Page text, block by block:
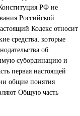
РФ не
Российской
Кодекс относит
средства, которые
об
субординацию и
первая настоящей
общие понятия
Общую часть